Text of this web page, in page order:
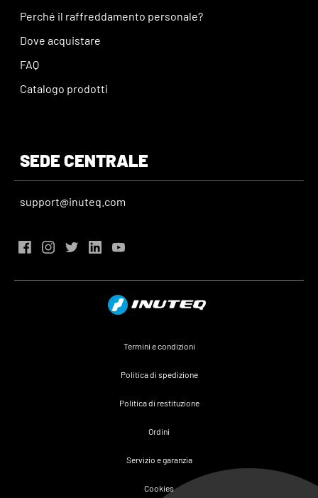
Perché il raffreddamento personale?
Dove acquistare
FAQ
Catalogo prodotti
SEDE CENTRALE
support@inuteq.com
Termini e condizioni
Politica di spedizione
Politica di restituzione
Ordini
Servizio e garanzia
Cookies